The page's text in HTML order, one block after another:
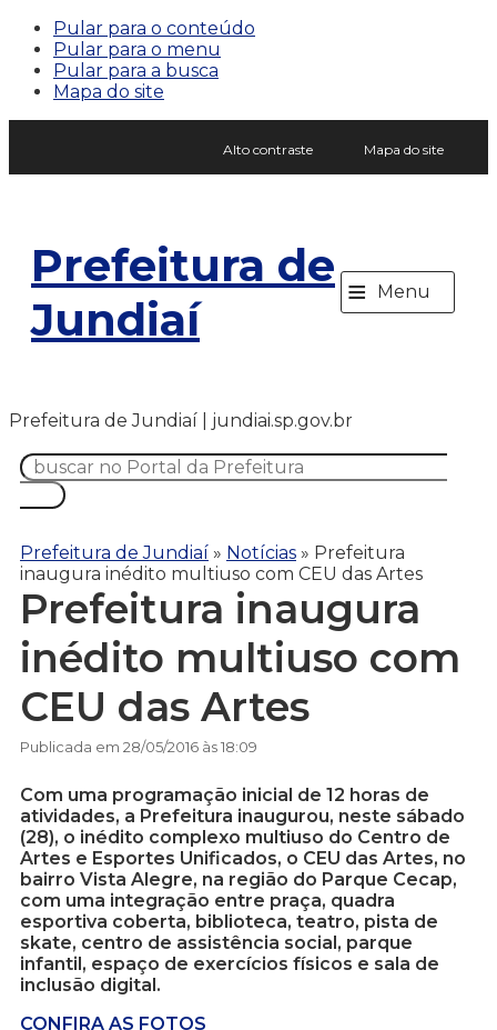
Pular para o conteúdo
Pular para o menu
Pular para a busca
Mapa do site
Alto contraste Mapa do site
Prefeitura de
Jundiaí
≡ Menu
Prefeitura de Jundiaí | jundiai.sp.gov.br
Prefeitura de Jundiaí » Notícias » Prefeitura
inaugura inédito multiuso com CEU das Artes
Prefeitura inaugura
inédito multiuso com
CEU das Artes
Publicada em 28/05/2016 às 18:09
Com uma programação inicial de 12 horas de
atividades, a Prefeitura inaugurou, neste sábado
(28), o inédito complexo multiuso do Centro de
Artes e Esportes Unificados, o CEU das Artes, no
bairro Vista Alegre, na região do Parque Cecap,
com uma integração entre praça, quadra
esportiva coberta, biblioteca, teatro, pista de
skate, centro de assistência social, parque
infantil, espaço de exercícios físicos e sala de
inclusão digital.
CONFIRA AS FOTOS